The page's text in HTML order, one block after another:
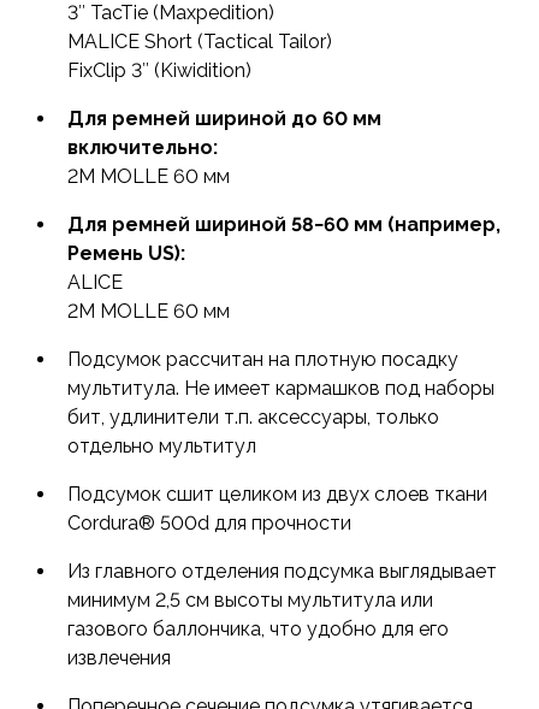
3″ TacTie (Maxpedition)
MALICE Short (Tactical Tailor)
FixClip 3″ (Kiwidition)
Для ремней шириной до 60 мм
включительно:
2M MOLLE 60 мм
Для ремней шириной 58−60 мм (например,
Ремень US):
ALICE
2M MOLLE 60 мм
Подсумок рассчитан на плотную посадку
мультитула. Не имеет кармашков под наборы
бит, удлинители т.п. аксессуары, только
отдельно мультитул
Подсумок сшит целиком из двух слоев ткани
Cordura® 500d для прочности
Из главного отделения подсумка выглядывает
минимум 2,5 см высоты мультитула или
газового баллончика, что удобно для его
извлечения